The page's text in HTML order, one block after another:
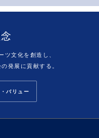
文化を創造し、
発展に貢献する。
バリュー